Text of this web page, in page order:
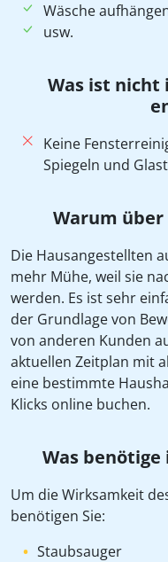
Wäsche
usw.
Was ist
Keine
Spiegeln und
Warum
Die Hausangestellten
mehr Mühe, weil sie
werden. Es ist sehr
der Grundlage von
von anderen Kunden
aktuellen Zeitplan mit
eine bestimmte
Klicks online buchen.
Was benötige
Um die Wirksamkeit
benötigen Sie:
Staubsauger